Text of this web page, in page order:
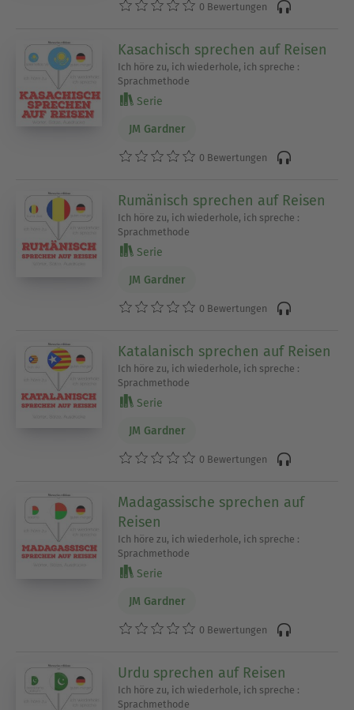
0 Bewertungen
Kasachisch sprechen auf Reisen
Ich höre zu, ich wiederhole, ich spreche :
Sprachmethode
Serie
JM Gardner
0 Bewertungen
Rumänisch sprechen auf Reisen
Ich höre zu, ich wiederhole, ich spreche :
Sprachmethode
Serie
JM Gardner
0 Bewertungen
Katalanisch sprechen auf Reisen
Ich höre zu, ich wiederhole, ich spreche :
Sprachmethode
Serie
JM Gardner
0 Bewertungen
Madagassische sprechen auf
Reisen
Ich höre zu, ich wiederhole, ich spreche :
Sprachmethode
Serie
JM Gardner
0 Bewertungen
Urdu sprechen auf Reisen
Ich höre zu, ich wiederhole, ich spreche :
Sprachmethode